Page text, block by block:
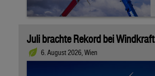
Juli brachte Rekord bei Windkraft
6. August 2026, Wien